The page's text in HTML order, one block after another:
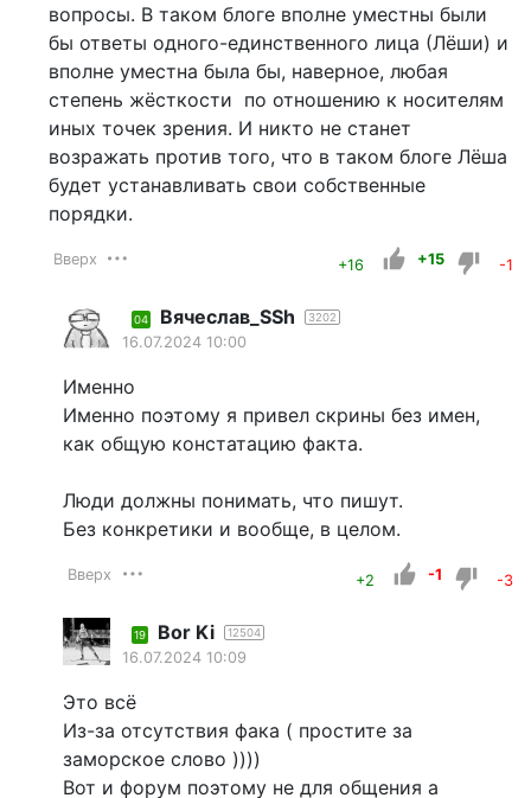
вопросы. В таком блоге вполне уместны были
бы ответы одного-единственного лица (Лёши) и
вполне уместна была бы, наверное, любая
степень жёсткости по отношению к носителям
иных точек зрения. И никто не станет
возражать против того, что в таком блоге Лёша
будет устанавливать свои собственные
порядки.
Вверх +16 +15 -1
04 Вячеслав_SSh 3202
16.07.2024 10:00
Именно
Именно поэтому я привел скрины без имен,
как общую констатацию факта.
Люди должны понимать, что пишут.
Без конкретики и вообще, в целом.
Вверх +2 -1 -3
19 Bor Ki 12504
16.07.2024 10:09
Это всё
Из-за отсутствия фака ( простите за
заморское слово ))))
Вот и форум поэтому не для общения а